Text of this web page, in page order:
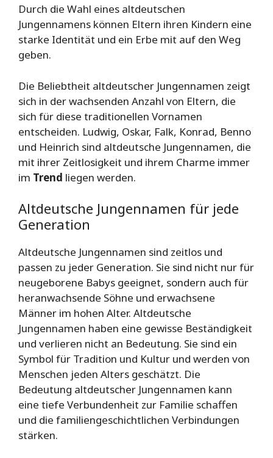
Durch die Wahl eines altdeutschen
Jungennamens können Eltern ihren Kindern eine
starke Identität und ein Erbe mit auf den Weg
geben.
Die Beliebtheit altdeutscher Jungennamen zeigt
sich in der wachsenden Anzahl von Eltern, die
sich für diese traditionellen Vornamen
entscheiden. Ludwig, Oskar, Falk, Konrad, Benno
und Heinrich sind altdeutsche Jungennamen, die
mit ihrer Zeitlosigkeit und ihrem Charme immer
im Trend liegen werden.
Altdeutsche Jungennamen für jede
Generation
Altdeutsche Jungennamen sind zeitlos und
passen zu jeder Generation. Sie sind nicht nur für
neugeborene Babys geeignet, sondern auch für
heranwachsende Söhne und erwachsene
Männer im hohen Alter. Altdeutsche
Jungennamen haben eine gewisse Beständigkeit
und verlieren nicht an Bedeutung. Sie sind ein
Symbol für Tradition und Kultur und werden von
Menschen jeden Alters geschätzt. Die
Bedeutung altdeutscher Jungennamen kann
eine tiefe Verbundenheit zur Familie schaffen
und die familiengeschichtlichen Verbindungen
stärken.